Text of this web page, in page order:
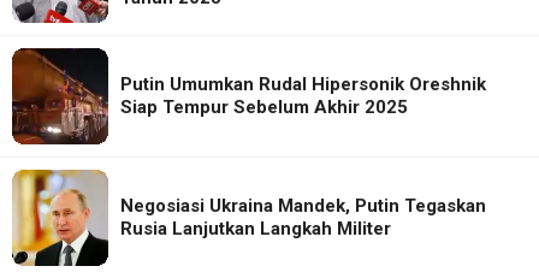
Putin Umumkan Rudal Hipersonik Oreshnik
Siap Tempur Sebelum Akhir 2025
Negosiasi Ukraina Mandek, Putin Tegaskan
Rusia Lanjutkan Langkah Militer